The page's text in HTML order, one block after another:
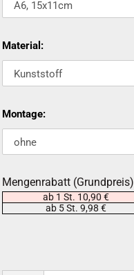
Material:
Montage:
Mengenrabatt (Grundpreis)
ab 1 St. 10,90 €
ab 5 St. 9,98 €